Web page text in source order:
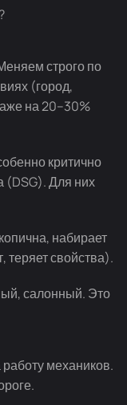
строго по
(город,
на 20–30%
критично
(DSG). Для них
набирает
свойства).
салонный. Это
механиков.